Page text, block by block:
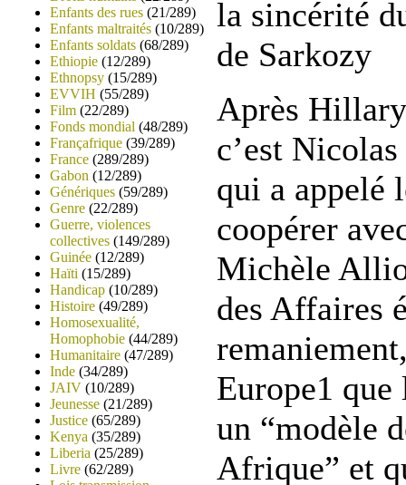
Enfants des rues (21/289)
Enfants maltraités (10/289)
Enfants soldats (68/289)
Ethiopie (12/289)
Ethnopsy (15/289)
EVVIH (55/289)
Film (22/289)
Fonds mondial (48/289)
Françafrique (39/289)
France (289/289)
Gabon (12/289)
Génériques (59/289)
Genre (22/289)
Guerre, violences
collectives (149/289)
Guinée (12/289)
Haïti (15/289)
Handicap (10/289)
Histoire (49/289)
Homosexualité,
Homophobie (44/289)
Humanitaire (47/289)
Inde (34/289)
JAIV (10/289)
Jeunesse (21/289)
Justice (65/289)
Kenya (35/289)
Liberia (25/289)
Livre (62/289)
la sincérité
de Sarkozy
Après
c’est
qui a appelé
coopérer
Michèle
des Affaires
Europe1
un “modèle
Afrique” et